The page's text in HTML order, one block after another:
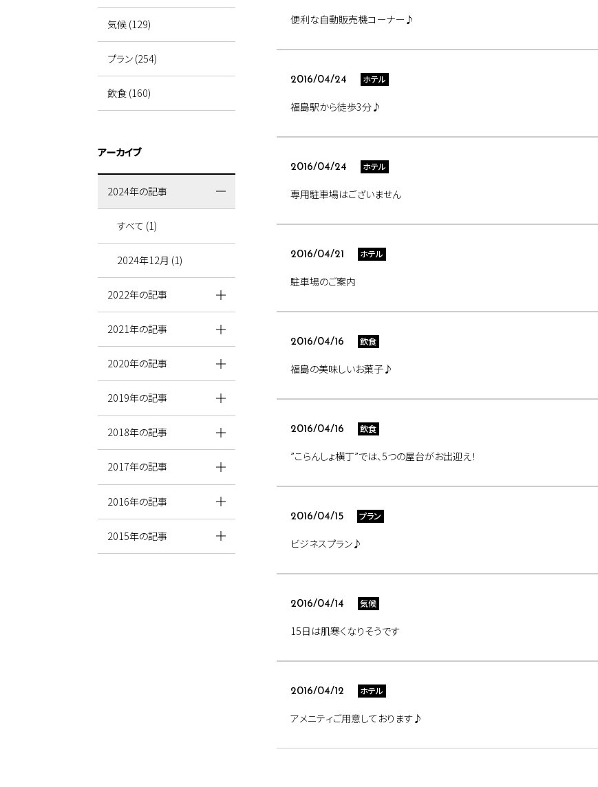
便利な自動販売機コーナー♪
2016/04/24 ホテル
福島駅から徒歩3分♪
2016/04/24 ホテル
専用駐車場はございません
2016/04/21 ホテル
駐車場のご案内
2016/04/16 飲食
福島の美味しいお菓子♪
2016/04/16 飲食
”こらんしょ横丁”では、5つの屋台がお出迎え！
2016/04/15 プラン
ビジネスプラン♪
2016/04/14 気候
15日は肌寒くなりそうです
2016/04/12 ホテル
アメニティご用意しております♪
気候 (129)
プラン (254)
飲食 (160)
アーカイブ
2024年の記事
すべて (1)
2024年12月 (1)
2022年の記事
2021年の記事
2020年の記事
2019年の記事
2018年の記事
2017年の記事
2016年の記事
2015年の記事